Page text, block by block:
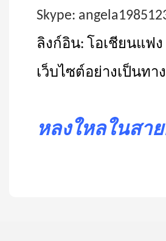
Skype:
ลิงก์อิน: โอเชียนแฟง
เว็บไซต์อย่างเป็นทา
หลงใหลในสา